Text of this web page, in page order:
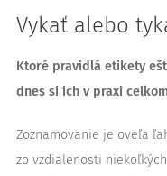
Vykať alebo
Ktoré pravidlá etikety
dnes si ich v praxi
Zoznamovanie je oveľa
zo vzdialenosti